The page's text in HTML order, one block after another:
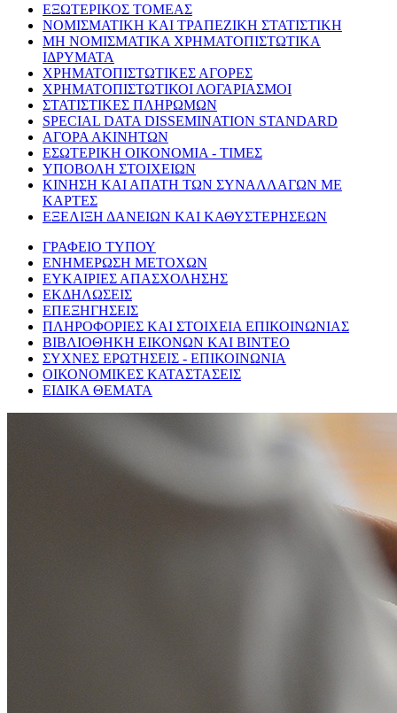
ΕΞΩΤΕΡΙΚΟΣ ΤΟΜΕΑΣ
ΝΟΜΙΣΜΑΤΙΚΗ ΚΑΙ ΤΡΑΠΕΖΙΚΗ ΣΤΑΤΙΣΤΙΚΗ
ΜΗ ΝΟΜΙΣΜΑΤΙΚΑ ΧΡΗΜΑΤΟΠΙΣΤΩΤΙΚΑ
ΙΔΡΥΜΑΤΑ
ΧΡΗΜΑΤΟΠΙΣΤΩΤΙΚΕΣ ΑΓΟΡΕΣ
ΧΡΗΜΑΤΟΠΙΣΤΩΤΙΚΟΙ ΛΟΓΑΡΙΑΣΜΟΙ
ΣΤΑΤΙΣΤΙΚΕΣ ΠΛΗΡΩΜΩΝ
SPECIAL DATA DISSEMINATION STANDARD
ΑΓΟΡΑ ΑΚΙΝΗΤΩΝ
ΕΣΩΤΕΡΙΚΗ ΟΙΚΟΝΟΜΙΑ - ΤΙΜΕΣ
ΥΠΟΒΟΛΗ ΣΤΟΙΧΕΙΩΝ
ΚΙΝΗΣΗ ΚΑΙ ΑΠΑΤΗ ΤΩΝ ΣΥΝΑΛΛΑΓΩΝ ΜΕ
ΚΑΡΤΕΣ
ΕΞΕΛΙΞΗ ΔΑΝΕΙΩΝ ΚΑΙ ΚΑΘΥΣΤΕΡΗΣΕΩΝ
ΓΡΑΦΕΙΟ ΤΥΠΟΥ
ΕΝΗΜΕΡΩΣΗ ΜΕΤΟΧΩΝ
ΕΥΚΑΙΡΙΕΣ ΑΠΑΣΧΟΛΗΣΗΣ
ΕΚΔΗΛΩΣΕΙΣ
ΕΠΕΞΗΓΗΣΕΙΣ
ΠΛΗΡΟΦΟΡΙΕΣ ΚΑΙ ΣΤΟΙΧΕΙΑ ΕΠΙΚΟΙΝΩΝΙΑΣ
ΒΙΒΛΙΟΘΗΚΗ ΕΙΚΟΝΩΝ ΚΑΙ ΒΙΝΤΕΟ
ΣΥΧΝΕΣ ΕΡΩΤΗΣΕΙΣ - ΕΠΙΚΟΙΝΩΝΙΑ
ΟΙΚΟΝΟΜΙΚΕΣ ΚΑΤΑΣΤΑΣΕΙΣ
ΕΙΔΙΚΑ ΘΕΜΑΤΑ